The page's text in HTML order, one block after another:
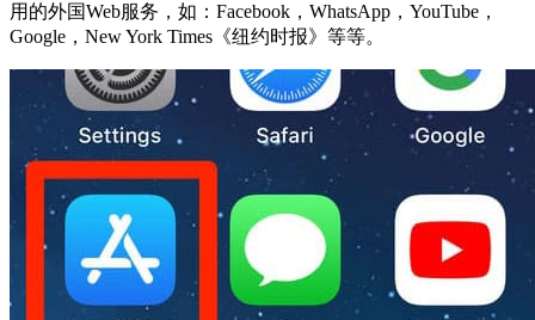
用的外国Web服务，如：Facebook，WhatsApp，YouTube，
Google，New York Times《纽约时报》等等。